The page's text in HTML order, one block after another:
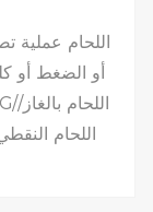
اللحام عملية
أو الضغط أو
اللحام